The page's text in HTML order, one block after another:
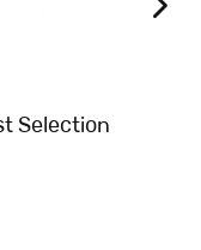
Selection